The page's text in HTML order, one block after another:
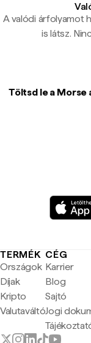
A valódi árfolyamot
is látsz.
Töltsd le a Morse
TERMÉK
Országok
Díjak
Kripto
Valutaváltó
CÉG
Karrier
Blog
Sajtó
Jogi